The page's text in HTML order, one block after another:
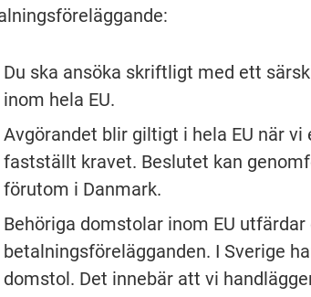
Du ska ansöka skriftligt med ett
inom hela EU.
Avgörandet blir giltigt i hela EU när
fastställt kravet. Beslutet kan
förutom i Danmark.
Behöriga domstolar inom EU utfärdar
betalningsförelägganden. I Sverige
domstol. Det innebär att vi